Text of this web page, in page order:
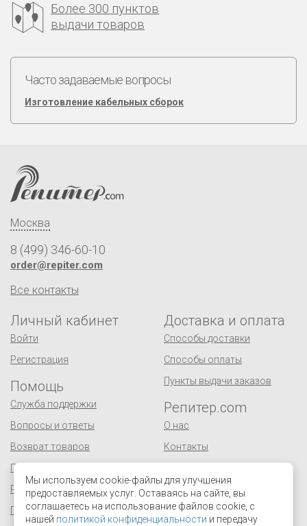
Более 300 пунктов
выдачи товаров
Часто задаваемые вопросы
Изготовление кабельных сборок
Москва
8 (499) 346-60-10
order@repiter.com
Все контакты
Личный кабинет
Войти
Регистрация
Помощь
Служба поддержки
Вопросы и ответы
Возврат товаров
Публичная оферта
Реквизиты
Персональные данные
Доставка и оплата
Способы доставки
Способы оплаты
Пункты выдачи заказов
Репитер.com
О нас
Контакты
Оптовым покупателям
Поставщикам
Мы используем cookie-файлы для улучшения
предоставляемых услуг. Оставаясь на сайте, вы
соглашаетесь на использование файлов cookie, с
нашей политикой конфиденциальности и передачу